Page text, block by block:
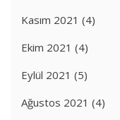
Kasım 2021 (4)
Ekim 2021 (4)
Eylül 2021 (5)
Ağustos 2021 (4)